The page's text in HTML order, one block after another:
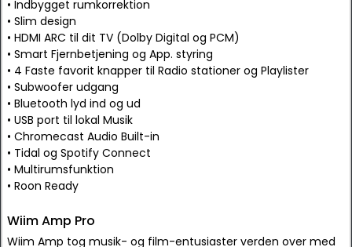
• Indbygget rumkorrektion
• Slim design
• HDMI ARC til dit TV (Dolby Digital og PCM)
• Smart Fjernbetjening og App. styring
• 4 Faste favorit knapper til Radio stationer og Playlister
• Subwoofer udgang
• Bluetooth lyd ind og ud
• USB port til lokal Musik
• Chromecast Audio Built-in
• Tidal og Spotify Connect
• Multirumsfunktion
• Roon Ready
Wiim Amp Pro
Wiim Amp tog musik- og film-entusiaster verden over med